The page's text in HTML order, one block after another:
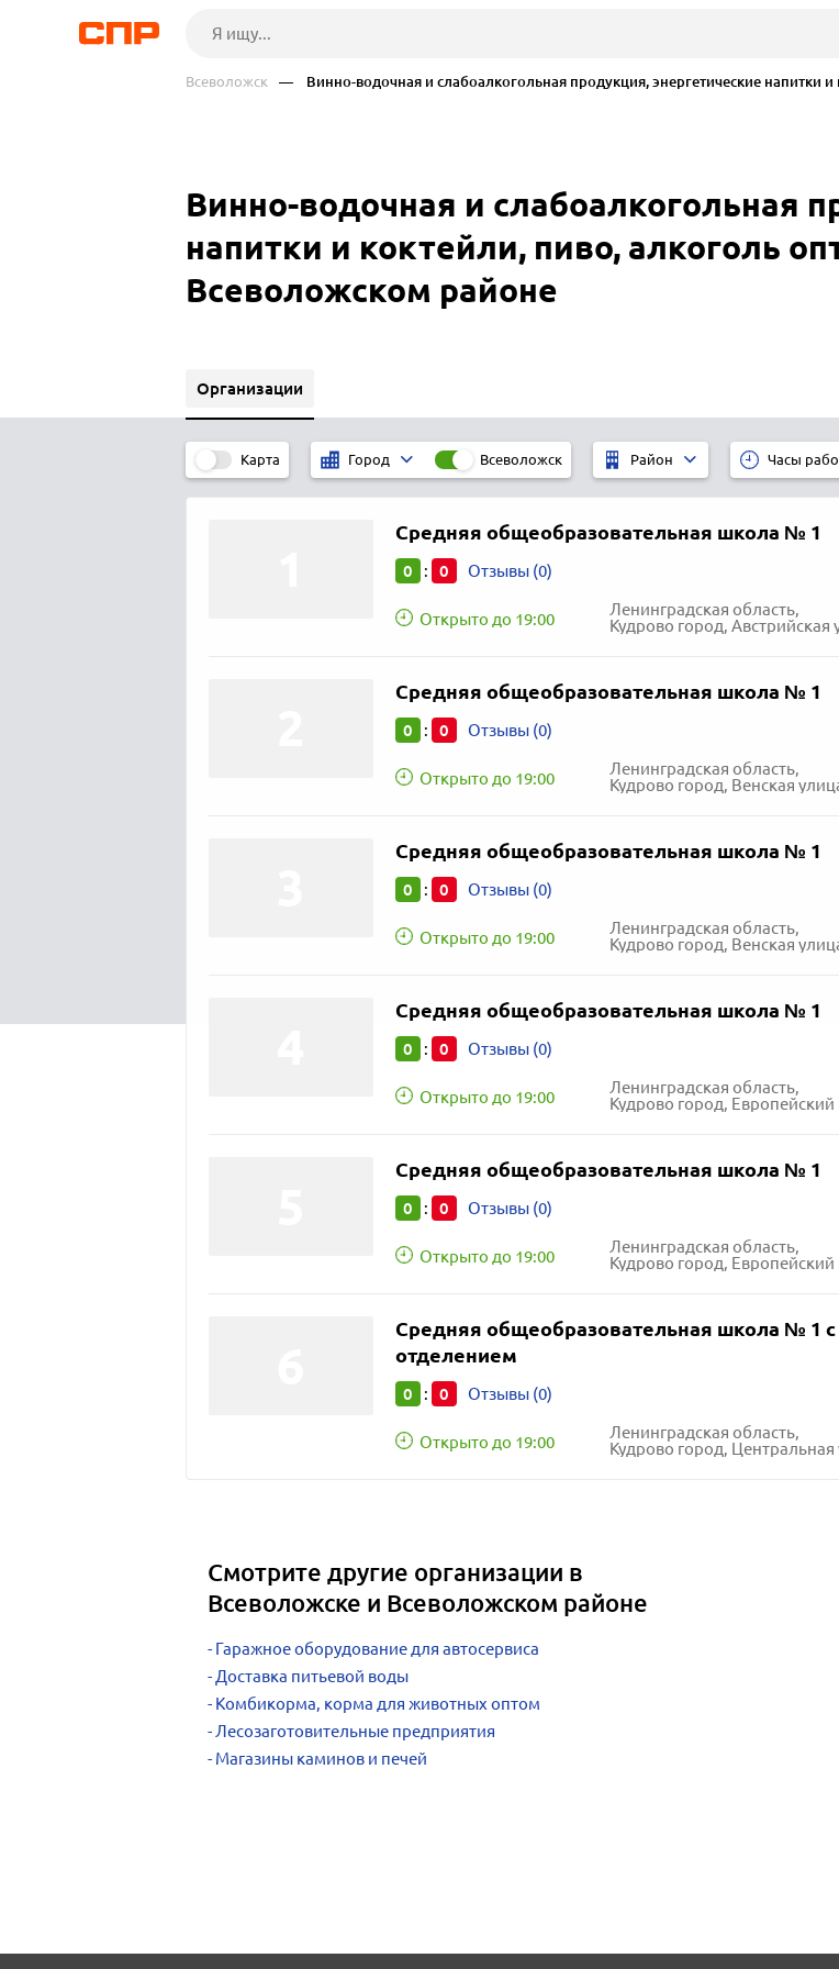
Всеволожск — Винно-водочная и слабоалкогольная продукция, энергетические напитки и
Винно-водочная и слабоалкогольная
напитки и коктейли, пиво, алкоголь
Всеволожском районе
Организации
Карта Город Всеволожск Район Часы
Средняя общеобразовательная школа № 1
0 : 0 Отзывы (0)
Открыто до 19:00
Ленинградская область,
Кудрово город, Австрийская
Средняя общеобразовательная школа № 1
0 : 0 Отзывы (0)
Открыто до 19:00
Ленинградская область,
Кудрово город, Венская
Средняя общеобразовательная школа № 1
0 : 0 Отзывы (0)
Открыто до 19:00
Ленинградская область,
Кудрово город, Венская
Средняя общеобразовательная школа № 1
0 : 0 Отзывы (0)
Открыто до 19:00
Ленинградская область,
Кудрово город, Европейский
Средняя общеобразовательная школа № 1
0 : 0 Отзывы (0)
Открыто до 19:00
Ленинградская область,
Кудрово город, Европейский
Средняя общеобразовательная школа № 1
отделением
0 : 0 Отзывы (0)
Открыто до 19:00
Ленинградская область,
Кудрово город, Центральная
Смотрите другие организации в
Всеволожске и Всеволожском районе
Гаражное оборудование для автосервиса
Доставка питьевой воды
Комбикорма, корма для животных оптом
Лесозаготовительные предприятия
Магазины каминов и печей